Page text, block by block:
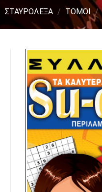
ΣΤΑΥΡΟΛΕΞΑ / ΤΟΜΟΙ /